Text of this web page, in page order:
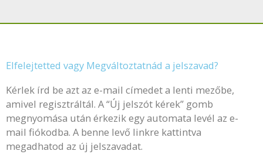
Elfelejtetted vagy Megváltoztatnád a jelszavad?
Kérlek írd be azt az e-mail címedet a lenti mezőbe,
amivel regisztráltál. A “Új jelszót kérek” gomb
megnyomása után érkezik egy automata levél az e-
mail fiókodba. A benne levő linkre kattintva
megadhatod az új jelszavadat.